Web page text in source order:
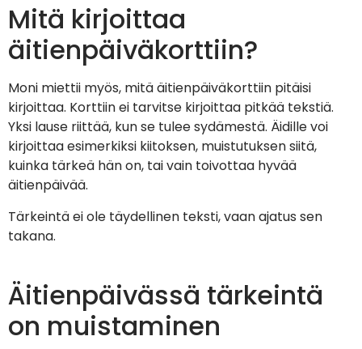
Mitä kirjoittaa
äitienpäiväkorttiin?
Moni miettii myös, mitä äitienpäiväkorttiin pitäisi
kirjoittaa. Korttiin ei tarvitse kirjoittaa pitkää tekstiä.
Yksi lause riittää, kun se tulee sydämestä. Äidille voi
kirjoittaa esimerkiksi kiitoksen, muistutuksen siitä,
kuinka tärkeä hän on, tai vain toivottaa hyvää
äitienpäivää.
Tärkeintä ei ole täydellinen teksti, vaan ajatus sen
takana.
Äitienpäivässä tärkeintä
on muistaminen